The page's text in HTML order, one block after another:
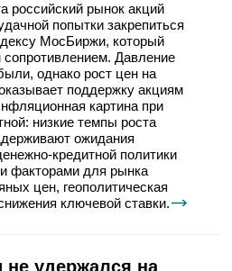
российский рынок акций
попытки закрепиться
МосБиржи, который
Давление
однако рост цен на
поддержку акциям
картина при
низкие темпы роста
ожидания
кредитной политики
факторами для рынка
цен, геополитическая
ключевой ставки.
удержался на